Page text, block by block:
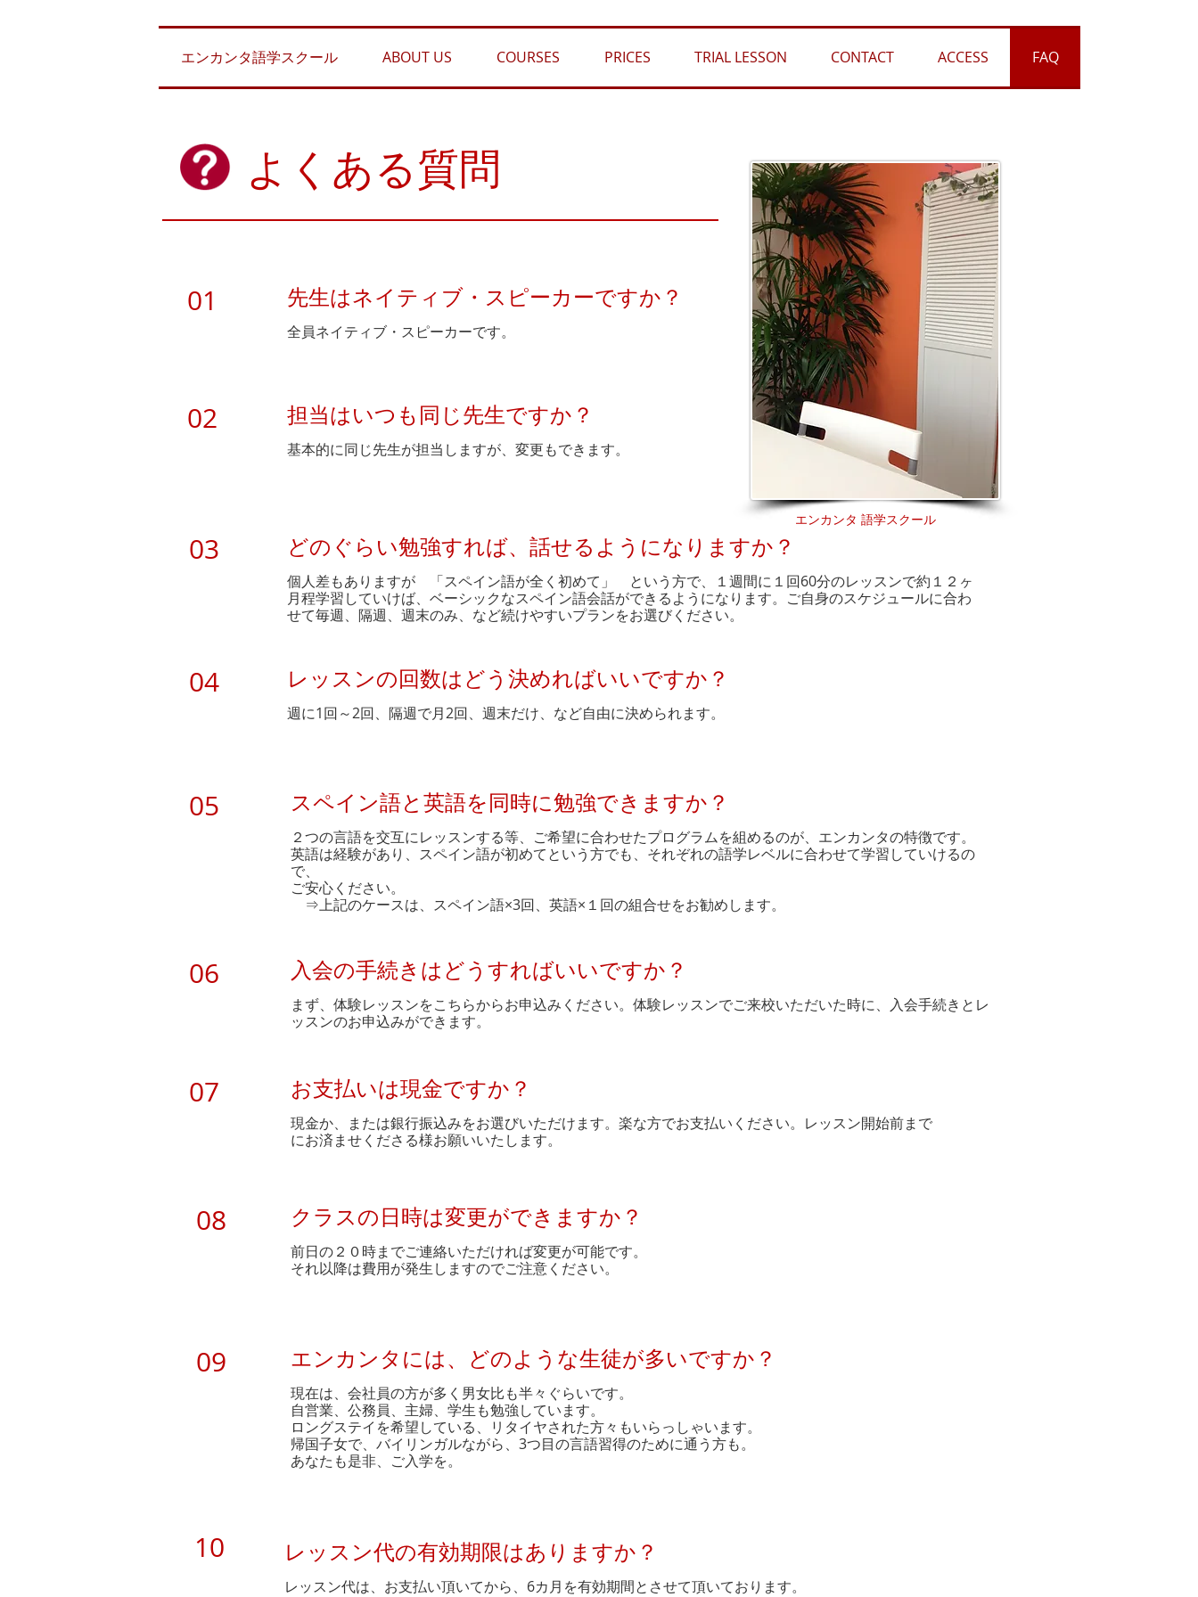
エンカンタ語学スクール ABOUT US COURSES PRICES TRIAL LESSON CONTACT ACCESS FAQ
よくある質問
先生はネイティブ・スピーカーですか？
全員ネイティブ・スピーカーです。
担当はいつも同じ先生ですか？
基本的に同じ先生が担当しますが、変更もできます。
01
02
エンカンタ 語学スクール
03 どのぐらい勉強すれば、話せるようになりますか？
​個人差もありますが 「スペイン語が全く初めて」 という方で、１週間に１回60分のレッスンで約１２ヶ
月程学習していけば、ベーシックなスペイン語会話ができるようになります。ご自身のスケジュールに合わ
せて毎週、隔週、週末のみ、など続けやすいプランをお選びください。
04 レッスンの回数はどう決めればいいですか？
​週に1回～2回、隔週で月2回、週末だけ、など自由に決められます。
05 スペイン語と英語を同時に勉強できますか？
​２つの言語を交互にレッスンする等、ご希望に合わせたプログラムを組めるのが、エンカンタの特徴です。
英語は経験があり、スペイン語が初めてという方でも、それぞれの語学レベルに合わせて学習していけるの
で、
ご安心ください。
⇒上記のケースは、スペイン語×3回、英語×１回の組合せをお勧めします。
06 入会の手続きはどうすればいいですか？
​まず、体験レッスンをこちらからお申込みください。体験レッスンでご来校いただいた時に、入会手続きとレ
ッスンのお申込みができます。
07 お支払いは現金ですか？
現金か、または銀行振込みをお選びいただけます。楽な方でお支払いください。レッスン開始前まで
にお済ませくださる様お願いいたします。
08 クラスの日時は変更ができますか？
前日の２０時までご連絡いただければ変更が可能です。
それ以降は費用が発生しますのでご注意ください。
09 エンカンタには、どのような生徒が多いですか？
現在は、会社員の方が多く男女比も半々ぐらいです。
自営業、公務員、主婦、学生も勉強しています。
ロングステイを希望している、リタイヤされた方々もいらっしゃいます。
帰国子女で、バイリンガルながら、3つ目の言語習得のために通う方も。
あなたも是非、ご入学を。
10 レッスン代の有効期限はありますか？
レッスン代は、お支払い頂いてから、6カ月を有効期間とさせて頂いております。